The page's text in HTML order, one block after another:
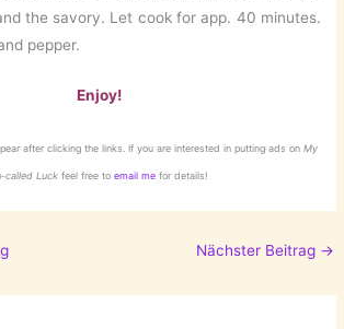
the savory. Let cook for app. 40 minutes.
pepper.
Enjoy!
after clicking the links. If you are interested in putting ads on My
called Luckfeel free toemail me for details!
Nächster Beitrag →